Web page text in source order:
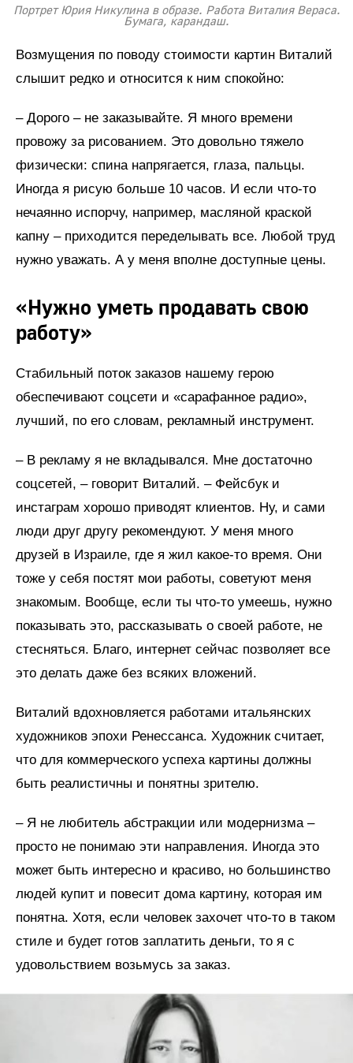
Портрет Юрия Никулина в образе. Работа Виталия Вераса.
Бумага, карандаш.
Возмущения по поводу стоимости картин Виталий
слышит редко и относится к ним спокойно:
– Дорого – не заказывайте. Я много времени
провожу за рисованием. Это довольно тяжело
физически: спина напрягается, глаза, пальцы.
Иногда я рисую больше 10 часов. И если что-то
нечаянно испорчу, например, масляной краской
капну – приходится переделывать все. Любой труд
нужно уважать. А у меня вполне доступные цены.
«Нужно уметь продавать свою
работу»
Стабильный поток заказов нашему герою
обеспечивают соцсети и «сарафанное радио»,
лучший, по его словам, рекламный инструмент.
– В рекламу я не вкладывался. Мне достаточно
соцсетей, – говорит Виталий. – Фейсбук и
инстаграм хорошо приводят клиентов. Ну, и сами
люди друг другу рекомендуют. У меня много
друзей в Израиле, где я жил какое-то время. Они
тоже у себя постят мои работы, советуют меня
знакомым. Вообще, если ты что-то умеешь, нужно
показывать это, рассказывать о своей работе, не
стесняться. Благо, интернет сейчас позволяет все
это делать даже без всяких вложений.
Виталий вдохновляется работами итальянских
художников эпохи Ренессанса. Художник считает,
что для коммерческого успеха картины должны
быть реалистичны и понятны зрителю.
– Я не любитель абстракции или модернизма –
просто не понимаю эти направления. Иногда это
может быть интересно и красиво, но большинство
людей купит и повесит дома картину, которая им
понятна. Хотя, если человек захочет что-то в таком
стиле и будет готов заплатить деньги, то я с
удовольствием возьмусь за заказ.